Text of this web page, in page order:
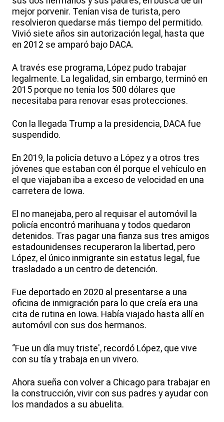
mejor porvenir. Tenían visa de turista, pero
resolvieron quedarse más tiempo del permitido.
Vivió siete años sin autorización legal, hasta que
en 2012 se amparó bajo DACA.
A través ese programa, López pudo trabajar
legalmente. La legalidad, sin embargo, terminó en
2015 porque no tenía los 500 dólares que
necesitaba para renovar esas protecciones.
Con la llegada Trump a la presidencia, DACA fue
suspendido.
En 2019, la policía detuvo a López y a otros tres
jóvenes que estaban con él porque el vehículo en
el que viajaban iba a exceso de velocidad en una
carretera de Iowa.
El no manejaba, pero al requisar el automóvil la
policía encontró marihuana y todos quedaron
detenidos. Tras pagar una fianza sus tres amigos
estadounidenses recuperaron la libertad, pero
López, el único inmigrante sin estatus legal, fue
trasladado a un centro de detención.
Fue deportado en 2020 al presentarse a una
oficina de inmigración para lo que creía era una
cita de rutina en Iowa. Había viajado hasta allí en
automóvil con sus dos hermanos.
“Fue un día muy triste', recordó López, que vive
con su tía y trabaja en un vivero.
Ahora sueña con volver a Chicago para trabajar en
la construcción, vivir con sus padres y ayudar con
los mandados a su abuelita.